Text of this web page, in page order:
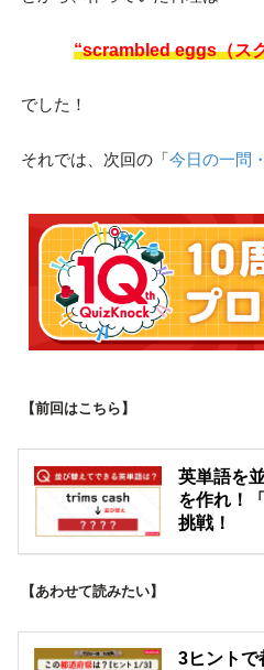
“scrambled eggs（ス
でした！
それでは、次回の「今日の一問
【前回はこちら】
英単語を
を作れ！
挑戦！
【あわせて読みたい】
3ヒントで